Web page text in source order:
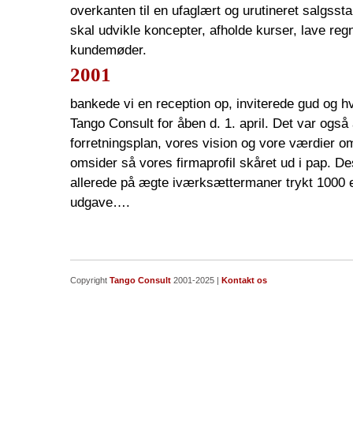
overkanten til en ufaglært og urutineret
skal udvikle koncepter, afholde kurser, lave
kundemøder.
2001
bankede vi en reception op, inviterede gud og
Tango Consult for åben d. 1. april. Det var
forretningsplan, vores vision og vore værdier
omsider så vores firmaprofil skåret ud i pap.
allerede på ægte iværksættermaner trykt 1000
udgave….
Copyright Tango Consult 2001-2025 | Kontakt os